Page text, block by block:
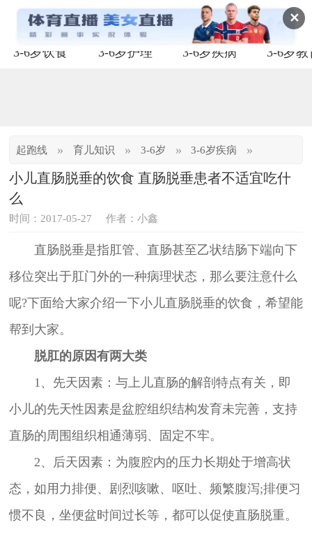
✕
3-6岁饮食 3-6岁护理 3-6岁疾病 3-6岁教
起跑线 » 育儿知识 » 3-6岁 » 3-6岁疾病 »
小儿直肠脱垂的饮食 直肠脱垂患者不适宜吃什
么
时间：2017-05-27 作者：小鑫
直肠脱垂是指肛管、直肠甚至乙状结肠下端向下
移位突出于肛门外的一种病理状态，那么要注意什么
呢?下面给大家介绍一下小儿直肠脱垂的饮食，希望能
帮到大家。
脱肛的原因有两大类
1、先天因素：与上儿直肠的解剖特点有关，即
小儿的先天性因素是盆腔组织结构发育未完善，支持
直肠的周围组织相通薄弱、固定不牢。
2、后天因素：为腹腔内的压力长期处于增高状
态，如用力排便、剧烈咳嗽、呕吐、频繁腹泻;排便习
惯不良，坐便盆时间过长等，都可以促使直肠脱重。